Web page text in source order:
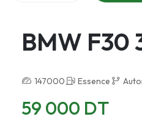
BMW F30
147000 Essence
59 000 DT